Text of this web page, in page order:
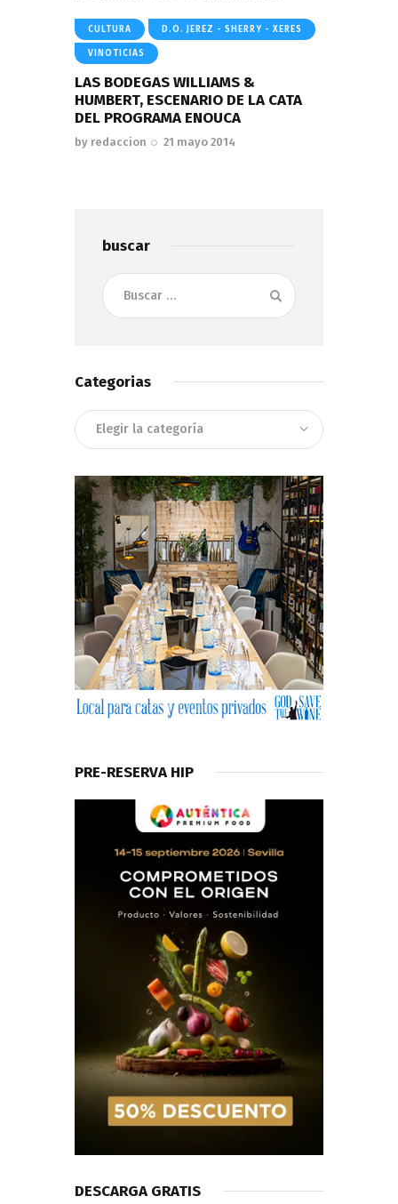
CULTURA D.O. JEREZ - SHERRY - XERES
VINOTICIAS
LAS BODEGAS WILLIAMS &
HUMBERT, ESCENARIO DE LA CATA
DEL PROGRAMA ENOUCA
by redaccion 21 mayo 2014
buscar
Buscar:
Categorias
Categorias
PRE-RESERVA HIP
DESCARGA GRATIS